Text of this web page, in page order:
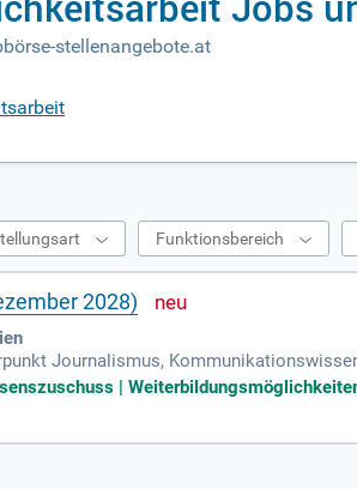
stellenangebote.at
Funktionsbereich
2028)
Journalismus,
multimedialer Inhalte; Sicherer
|